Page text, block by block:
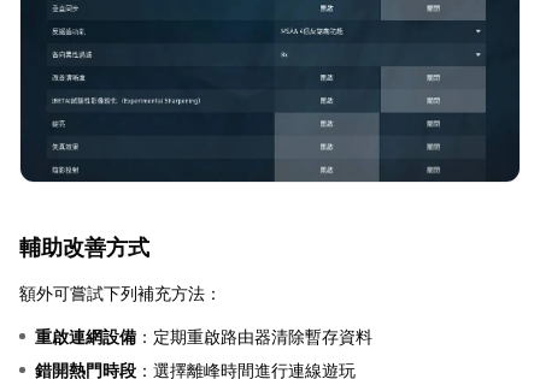
輔助改善方式
額外可嘗試下列補充方法：
重啟連網設備 ：定期重啟路由器清除暫存資料
錯開熱門時段 ：選擇離峰時間進行連線遊玩